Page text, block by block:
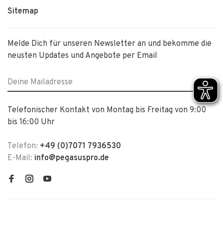
Sitemap
Melde Dich für unseren Newsletter an und bekomme die
neusten Updates und Angebote per Email
Telefonischer Kontakt von Montag bis Freitag von 9:00
bis 16:00 Uhr
Telefon: +49 (0)7071 7936530
E-Mail: info@pegasuspro.de